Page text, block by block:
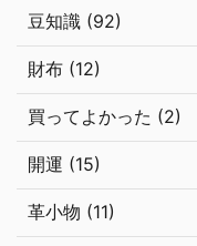
豆知識 (92)
財布 (12)
買ってよかった (2)
開運 (15)
革小物 (11)